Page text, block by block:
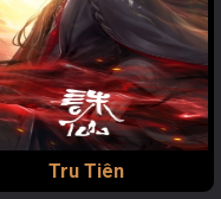
Tru Tiên